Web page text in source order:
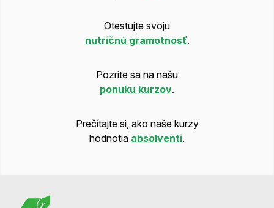
Otestujte svoju
nutričnú gramotnosť.
Pozrite sa na našu
ponuku kurzov.
Prečítajte si, ako naše kurzy
hodnotia absolventi.